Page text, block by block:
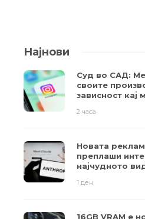
Најнови
Суд во САД:
своите
зависност кај
2 часа
Новата
преплаши
најчудното
1 ден
16GB VRAM е